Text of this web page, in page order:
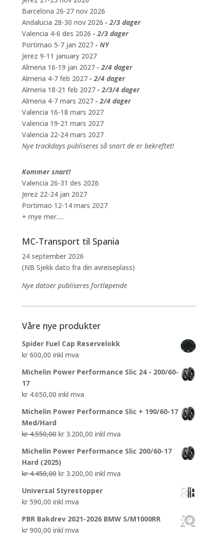
Barcelona 26-27 nov 2026
Andalucia 28-30 nov 2026 - 2/3 dager
Valencia 4-6 des 2026 - 2/3 dager
Portimao 5-7 jan 2027 - NY
Jerez 9-11 january 2027
Almeria 16-19 jan 2027 - 2/4 dager
Almeria 4-7 feb 2027 - 2/4 dager
Almeria 18-21 feb 2027 - 2/3/4 dager
Almeria 4-7 mars 2027 - 2/4 dager
Valencia 16-18 mars 2027
Valencia 19-21 mars 2027
Valencia 22-24 mars 2027
Nye trackdays publiseres så snart de er bekreftet!
Kommer snart!
Valencia 26-31 des 2026
Jerez 22-24 jan 2027
Portimao 12-14 mars 2027
+ mye mer.....
MC-Transport til Spania
24 september 2026
(NB Sjekk dato fra din avreiseplass)
Nye datoer publiseres fortløpende
Våre nye produkter
Spider Fuel Cap Reservelokk
kr600,00 inkl mva
Michelin Power Performance Slic 24 - 200/60-
17
kr4.650,00 inkl mva
Michelin Power Performance Slic + 190/60-17
Med/Hard
kr4.550,00 Opprinnelig
var:
kr 4.550,00.
kr3.200,00Nåværende
er:
inkl mva
Michelin Power Performance Slic 200/60-17
Hard (2025)
kr4.450,00 Opprinnelig
var:
kr 4.450,00.
kr3.200,00Nåværende
er:
inkl mva
Universal Styrestopper
kr590,00 inkl mva
PBR Bakdrev 2021-2026 BMW S/M1000RR
kr900,00 inkl mva